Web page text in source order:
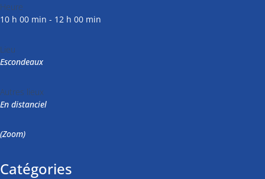
Heure
10 h 00 min - 12 h 00 min
Lieu
Escondeaux
Autres lieux
En distanciel
(Zoom)
Catégories